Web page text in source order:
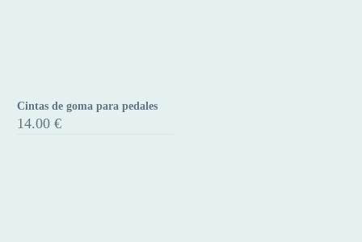
Cintas
de
Cintas de goma para pedales
14.00 €